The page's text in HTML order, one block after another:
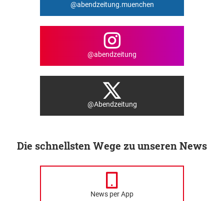
@abendzeitung.muenchen
@abendzeitung
@Abendzeitung
Die schnellsten Wege zu unseren News
News per App